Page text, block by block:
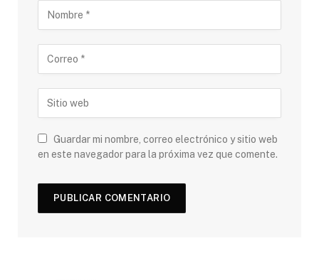
Guardar mi nombre, correo electrónico y sitio web
en este navegador para la próxima vez que comente.